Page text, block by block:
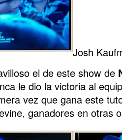
Josh
el de este show de
le dio la victoria al
vez que gana este
ganadores en otras